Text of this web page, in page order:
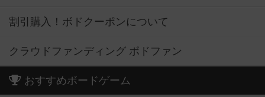
割引購入！ボドクーポンについて
クラウドファンディング ボドファン
おすすめボードゲーム